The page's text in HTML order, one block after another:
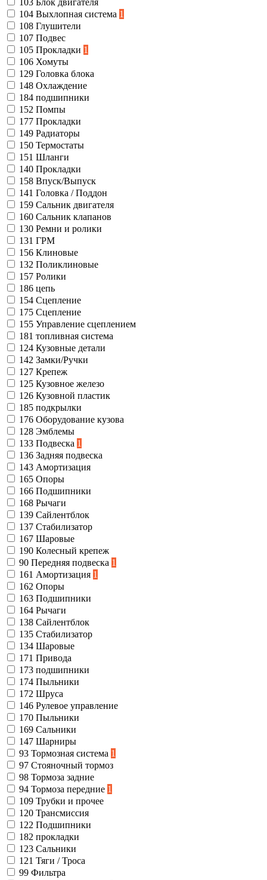
103 Блок двигателя
104 Выхлопная система 1
108 Глушители
107 Подвес
105 Прокладки 1
106 Хомуты
129 Головка блока
148 Охлаждение
184 подшипники
152 Помпы
177 Прокладки
149 Радиаторы
150 Термостаты
151 Шланги
140 Прокладки
158 Впуск/Выпуск
141 Головка / Поддон
159 Сальник двигателя
160 Сальник клапанов
130 Ремни и ролики
131 ГРМ
156 Клиновые
132 Поликлиновые
157 Ролики
186 цепь
154 Сцепление
175 Сцепление
155 Управление сцеплением
181 топливная система
124 Кузовные детали
142 Замки/Ручки
127 Крепеж
125 Кузовное железо
126 Кузовной пластик
185 подкрылки
176 Оборудование кузова
128 Эмблемы
133 Подвеска 1
136 Задняя подвеска
143 Амортизация
165 Опоры
166 Подшипники
168 Рычаги
139 Сайлентблок
137 Стабилизатор
167 Шаровые
190 Колесный крепеж
90 Передняя подвеска 1
161 Амортизация 1
162 Опоры
163 Подшипники
164 Рычаги
138 Сайлентблок
135 Стабилизатор
134 Шаровые
171 Привода
173 подшипники
174 Пыльники
172 Шруса
146 Рулевое управление
170 Пыльники
169 Сальники
147 Шарниры
93 Тормозная система 1
97 Стояночный тормоз
98 Тормоза задние
94 Тормоза передние 1
109 Трубки и прочее
120 Трансмиссия
122 Подшипники
182 прокладки
123 Сальники
121 Тяги / Троса
99 Фильтра